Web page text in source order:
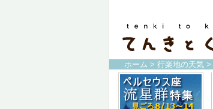
ホーム > 行楽地の天気 >